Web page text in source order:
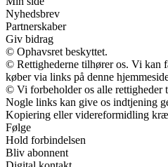
Nyhedsbrev
Partnerskaber
Giv bidrag
© Ophavsret beskyttet.
© Rettighederne tilhører os. Vi kan
køber via links på denne
© Vi forbeholder os alle rettigheder
Nogle links kan give os indtjening
Kopiering eller videreformidling
Følge
Hold forbindelsen
Bliv abonnent